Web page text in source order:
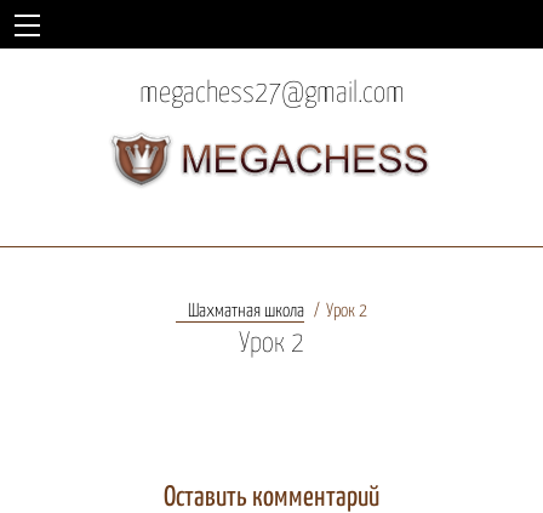
megachess27@gmail.com
Шахматная школа Урок 2
Урок 2
Оставить комментарий